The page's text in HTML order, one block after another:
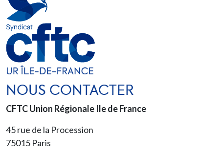
NOUS CONTACTER
CFTC Union Régionale Ile de France
45 rue de la Procession
75015 Paris